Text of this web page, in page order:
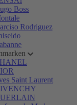
Boss
Rodriguez
Saint Laurent